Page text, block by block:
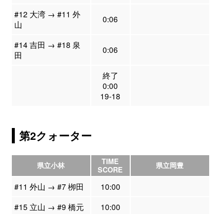
#12 大湾 → #11 外
山
0:06
#14 吉田 → #18 泉
田
0:06
終了
0:00
19-18
第2クォーター
県立小林
TIME
SCORE
県立岡豊
#11 外山 → #7 栁田
10:00
#15 立山 → #9 橋元
10:00